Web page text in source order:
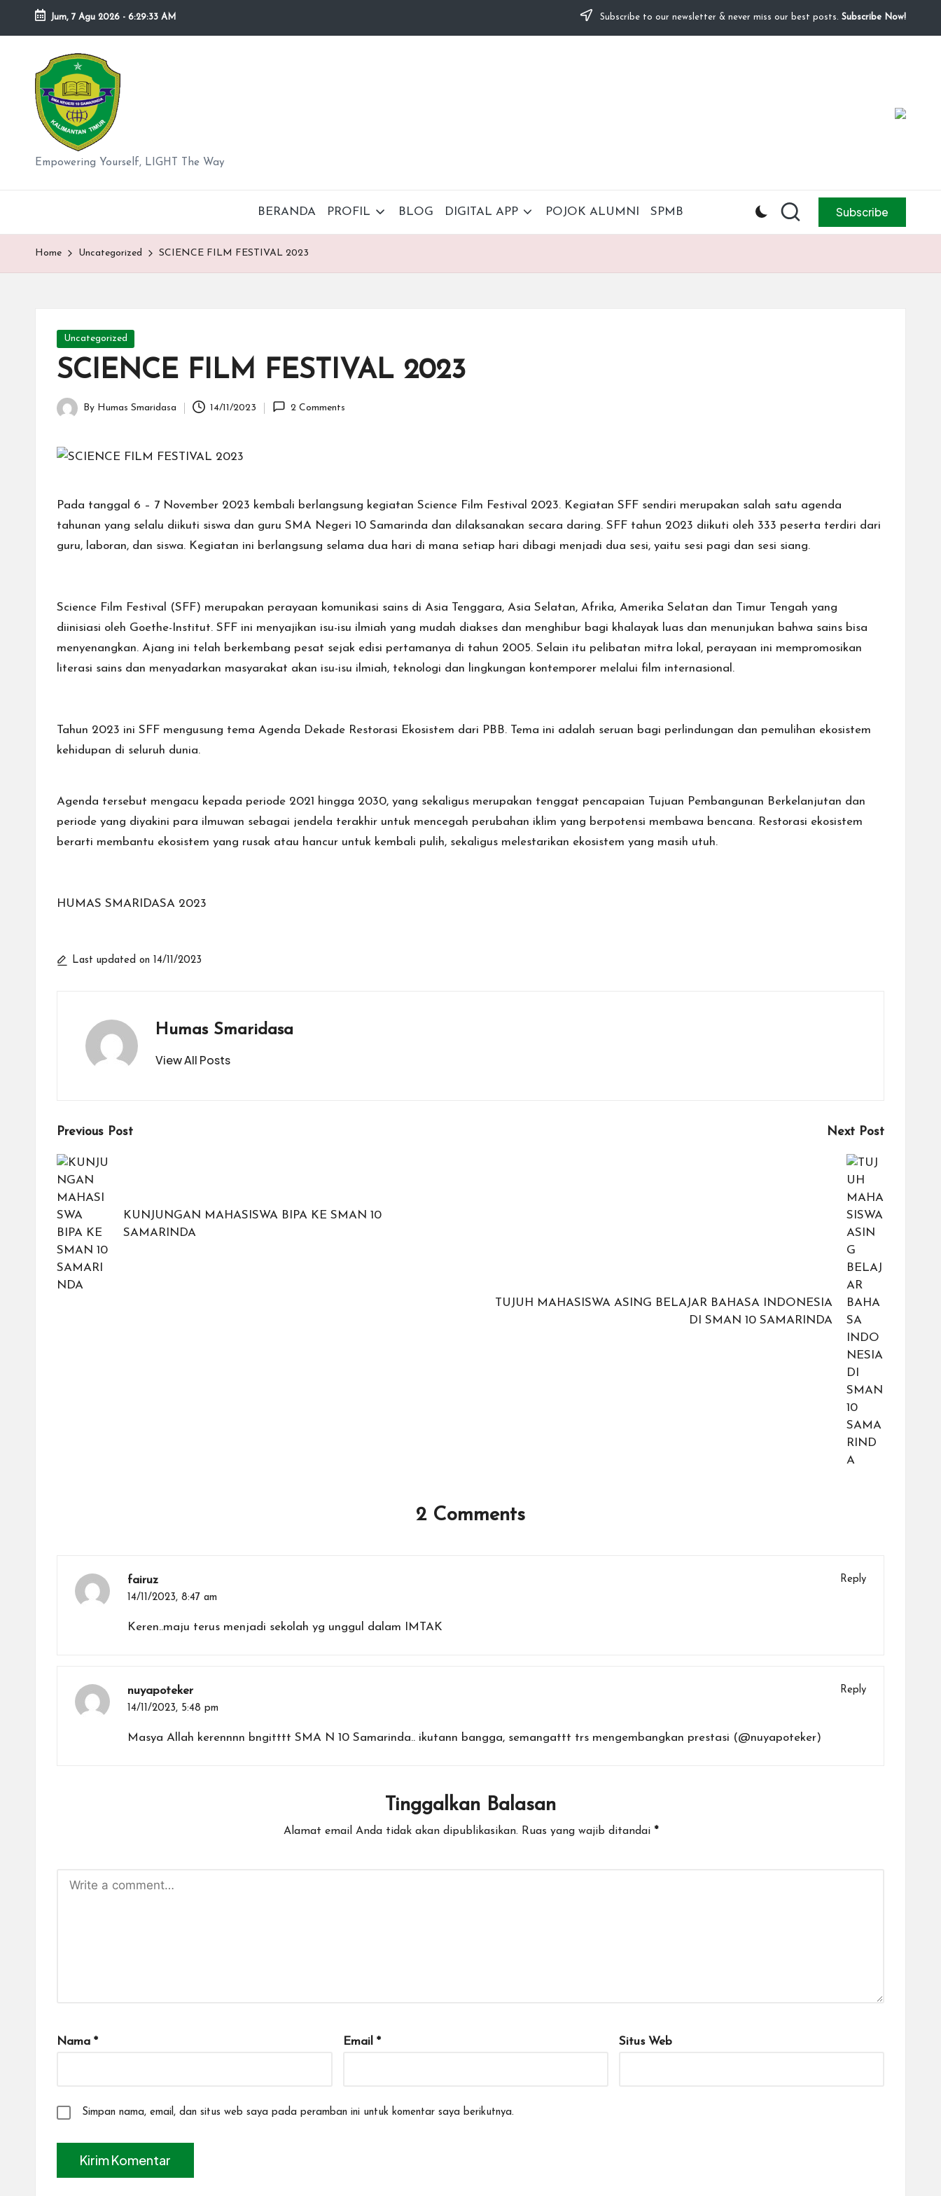
Skip
content
Jum, 7 Agu 2026 - 6:29:34 AM Subscribe to our newsletter & never miss our best posts. Subscribe Now!
S
M
A
N
er
m
Empowering Yourself, LIGHT The Way
BERANDA PROFIL BLOG DIGITAL APP POJOK ALUMNI SPMB Subscribe
Home Uncategorized SCIENCE FILM FESTIVAL 2023
Posted
Uncategorized
SCIENCE FILM FESTIVAL 2023
Posted
By Humas Smaridasa 14/11/2023 2 Comments
Pada tanggal 6 – 7 November 2023 kembali berlangsung kegiatan Science Film Festival 2023. Kegiatan SFF sendiri merupakan salah satu agenda
tahunan yang selalu diikuti siswa dan guru SMA Negeri 10 Samarinda dan dilaksanakan secara daring. SFF tahun 2023 diikuti oleh 333 peserta terdiri dari
guru, laboran, dan siswa. Kegiatan ini berlangsung selama dua hari di mana setiap hari dibagi menjadi dua sesi, yaitu sesi pagi dan sesi siang.
Science Film Festival (SFF) merupakan perayaan komunikasi sains di Asia Tenggara, Asia Selatan, Afrika, Amerika Selatan dan Timur Tengah yang
diinisiasi oleh Goethe-Institut. SFF ini menyajikan isu-isu ilmiah yang mudah diakses dan menghibur bagi khalayak luas dan menunjukan bahwa sains bisa
menyenangkan. Ajang ini telah berkembang pesat sejak edisi pertamanya di tahun 2005. Selain itu pelibatan mitra lokal, perayaan ini mempromosikan
literasi sains dan menyadarkan masyarakat akan isu-isu ilmiah, teknologi dan lingkungan kontemporer melalui film internasional.
Tahun 2023 ini SFF mengusung tema Agenda Dekade Restorasi Ekosistem dari PBB. Tema ini adalah seruan bagi perlindungan dan pemulihan ekosistem
kehidupan di seluruh dunia.
Agenda tersebut mengacu kepada periode 2021 hingga 2030, yang sekaligus merupakan tenggat pencapaian Tujuan Pembangunan Berkelanjutan dan
periode yang diyakini para ilmuwan sebagai jendela terakhir untuk mencegah perubahan iklim yang berpotensi membawa bencana. Restorasi ekosistem
berarti membantu ekosistem yang rusak atau hancur untuk kembali pulih, sekaligus melestarikan ekosistem yang masih utuh.
HUMAS SMARIDASA 2023
Last updated on 14/11/2023
Humas Smaridasa
View All Posts
Post
navigation
Previous Post
KUNJUNGAN MAHASISWA BIPA KE SMAN 10
SAMARINDA
Next Post
TUJUH MAHASISWA ASING BELAJAR BAHASA INDONESIA
DI SMAN 10 SAMARINDA
2 Comments
fairuz
Reply
14/11/2023, 8:47 am
Keren..maju terus menjadi sekolah yg unggul dalam IMTAK
nuyapoteker
Reply
14/11/2023, 5:48 pm
Masya Allah kerennnn bngitttt SMA N 10 Samarinda.. ikutann bangga, semangattt trs mengembangkan prestasi (@nuyapoteker)
Tinggalkan Balasan
Alamat email Anda tidak akan dipublikasikan. Ruas yang wajib ditandai *
Nama * Email * Situs Web
Simpan nama, email, dan situs web saya pada peramban ini untuk komentar saya berikutnya.